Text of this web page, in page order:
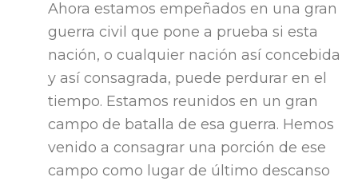
Ahora estamos empeñados en una gran
guerra civil que pone a prueba si esta
nación, o cualquier nación así concebida
y así consagrada, puede perdurar en el
tiempo. Estamos reunidos en un gran
campo de batalla de esa guerra. Hemos
venido a consagrar una porción de ese
campo como lugar de último descanso